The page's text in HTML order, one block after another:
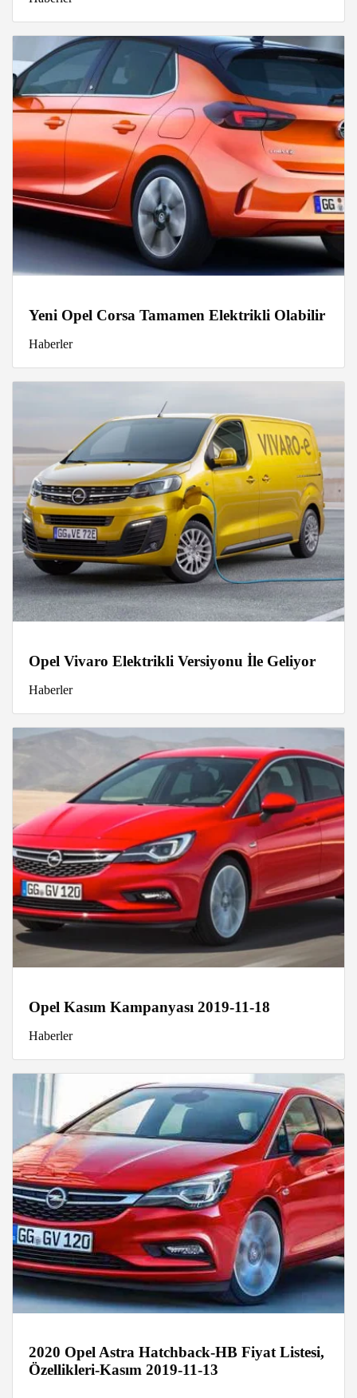
Yeni Opel Corsa Tamamen Elektrikli Olabilir
Haberler
Opel Vivaro Elektrikli Versiyonu İle Geliyor
Haberler
Opel Kasım Kampanyası 2019-11-18
Haberler
2020 Opel Astra Hatchback-HB Fiyat Listesi,
Özellikleri-Kasım 2019-11-13